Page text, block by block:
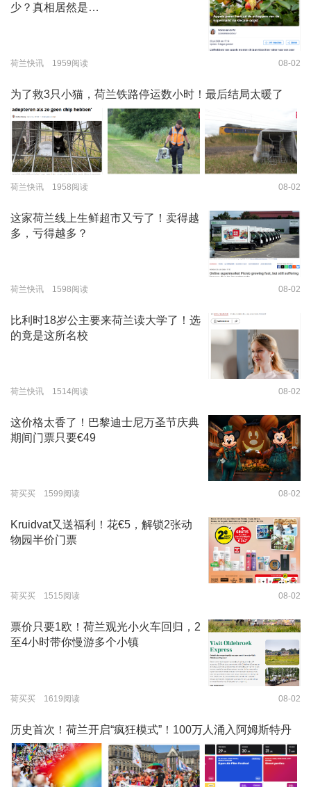
少？真相居然是…
荷兰快讯 1959阅读 08-02
为了救3只小猫，荷兰铁路停运数小时！最后结局太暖了
荷兰快讯 1958阅读 08-02
这家荷兰线上生鲜超市又亏了！卖得越
多，亏得越多？
荷兰快讯 1598阅读 08-02
比利时18岁公主要来荷兰读大学了！选
的竟是这所名校
荷兰快讯 1514阅读 08-02
这价格太香了！巴黎迪士尼万圣节庆典
期间门票只要€49
荷买买 1599阅读 08-02
Kruidvat又送福利！花€5，解锁2张动
物园半价门票
荷买买 1515阅读 08-02
票价只要1欧！荷兰观光小火车回归，2
至4小时带你慢游多个小镇
荷买买 1619阅读 08-02
历史首次！荷兰开启“疯狂模式”！100万人涌入阿姆斯特丹